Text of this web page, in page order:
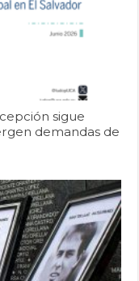
sigue
demandas de